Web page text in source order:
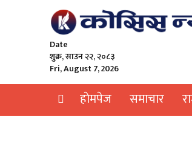
Date
शुक्र, साउन २२, २०८३
Fri, August 7, 2026
हाेमपेज समाचार